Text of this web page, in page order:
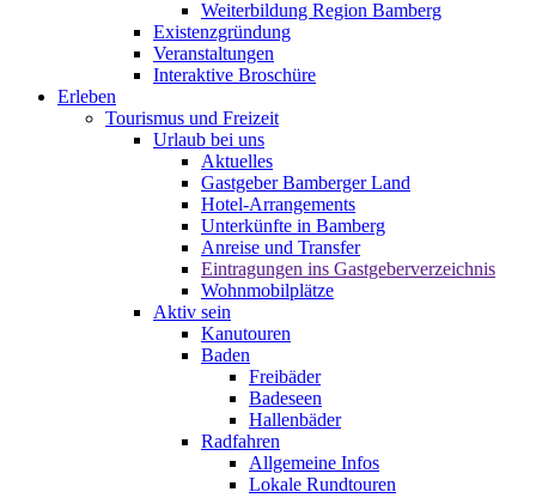
Weiterbildung Region Bamberg
Existenzgründung
Veranstaltungen
Interaktive Broschüre
Erleben
Tourismus und Freizeit
Urlaub bei uns
Aktuelles
Gastgeber Bamberger Land
Hotel-Arrangements
Unterkünfte in Bamberg
Anreise und Transfer
Eintragungen ins Gastgeberverzeichnis
Wohnmobilplätze
Aktiv sein
Kanutouren
Baden
Freibäder
Badeseen
Hallenbäder
Radfahren
Allgemeine Infos
Lokale Rundtouren